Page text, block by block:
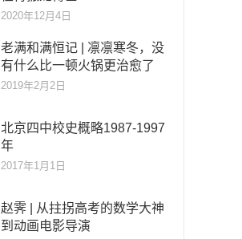
2020年12月4日
老满和满恒记 | 凛凛寒冬，没
有什么比一顿火锅更治愈了
2019年2月2日
北京四中校史概略1987-1997
年
2017年1月1日
赵霁 | 从拄拐高考的数学大神
到动画电影导演